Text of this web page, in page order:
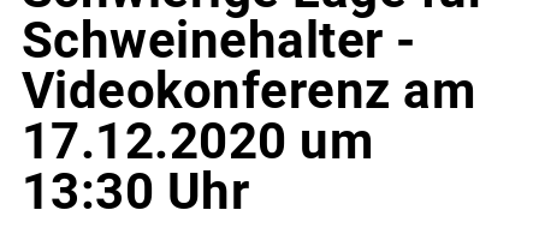
Schweinehalter -
Videokonferenz am
17.12.2020 um
13:30 Uhr